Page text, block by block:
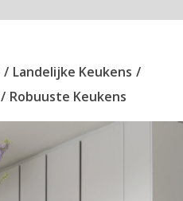
/ Landelijke Keukens /
/ Robuuste Keukens